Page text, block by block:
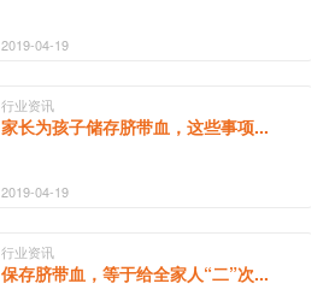
2019-04-19
行业资讯
家长为孩子储存脐带血，这些事项...
2019-04-19
行业资讯
保存脐带血，等于给全家人“二”次...